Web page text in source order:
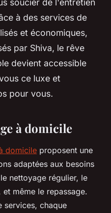
soucier de l'entretien
à des services de
et économiques,
par Shiva, le rêve
devient accessible
ce luxe et
pour vous.
à domicile
domicile proposent une
adaptées aux besoins
nettoyage régulier, le
même le repassage.
services, chaque